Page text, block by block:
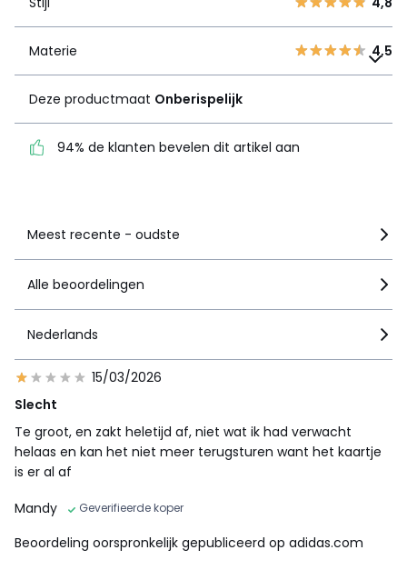
1
Deze productmaat
dit artikel aan
Materie 4,5
Deze productmaat Onberispelijk
94% de klanten bevelen dit artikel aan
Meest recente - oudste
Alle beoordelingen
Nederlands
15/03/2026
Slecht
Te groot, en zakt heletijd af, niet wat ik had verwacht
helaas en kan het niet meer terugsturen want het kaartje
is er al af
Mandy
Geverifieerde koper
Beoordeling oorspronkelijk gepubliceerd op adidas.com